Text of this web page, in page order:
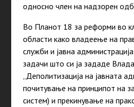
односно член на надзорен
Во Планот 18 за реформи во
области како владеење на
служби и јавна
задачи што си ја зададе
„Деполитизација на јавната
почитување на принципот на
систем) и прекинување на